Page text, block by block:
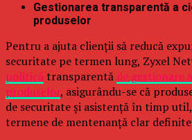
Gestionarea transparentă a
produselor
Pentru a ajuta clienții să reducă
securitate pe termen lung, Zyxel
politică transparentă de gestionare
produselor, asigurându-se că
de securitate și asistență în timp
termene de mentenanță clar